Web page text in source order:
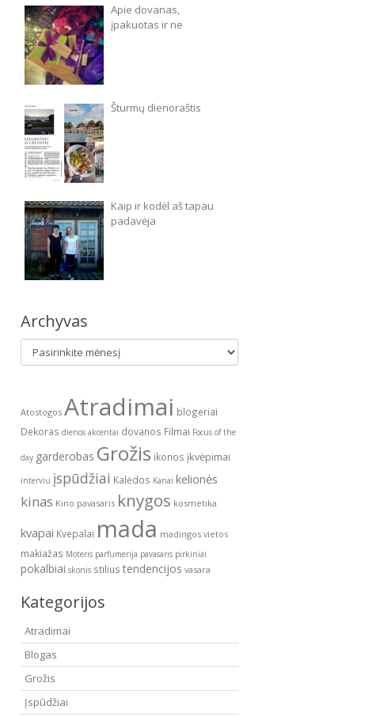
Apie dovanas,
įpakuotas ir ne
Šturmų dienoraštis
Kaip ir kodėl aš tapau
padavėja
Archyvas
Archyvas
Atostogos Atradimai blogeriai
Dekoras dienos akcentai dovanos Filmai Focus of the
day garderobas Grožis ikonos įkvėpimai
interviu įspūdžiai Kalėdos Kanai kelionės
kinas Kino pavasaris knygos kosmetika
kvapai Kvepalai mada madingos vietos
makiažas Moteris parfumerija pavasaris pirkiniai
pokalbiai skonis stilius tendencijos vasara
Kategorijos
Atradimai
Blogas
Grožis
Įspūdžiai